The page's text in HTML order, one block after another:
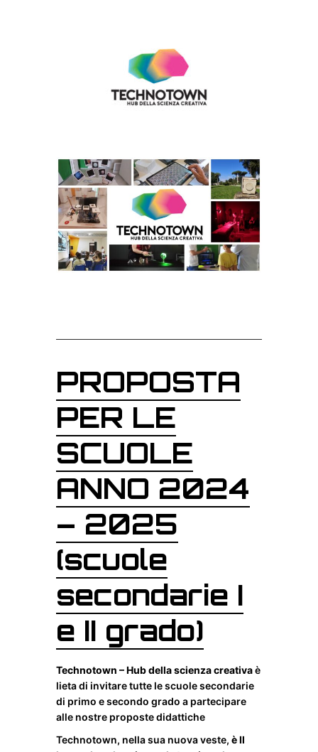
PROPOSTA
PER LE
SCUOLE
ANNO 2024
– 2025
(scuole
secondarie I
e II grado)
Technotown – Hub della scienza creativaè
lieta di invitare tutte le scuole secondarie
di primo e secondo grado a partecipare
alle nostre proposte didattiche
Technotown, nella sua nuova veste, è Il